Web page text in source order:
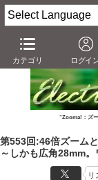
カテゴリ ログイ
“Zooma!：ズ
第553回:46倍ズーム
～しかも広角28mm
リ